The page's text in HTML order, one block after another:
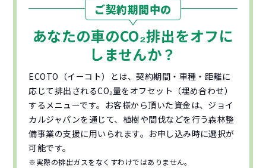
ご契約期間中の
あなたの車のCO₂排出をオフに
しませんか？
ECOTO（イーコト）とは、契約期間・車種・距離に
応じて排出されるCO₂量をオフセット（埋め合わせ）
するメニューです。お客様から頂いた資金は、ジョイ
カルジャパンを通じて、植樹や間伐などを行う森林整
備事業の支援に用いられます。お申し込み時に選択が
可能です。
※実際の排出ガスをなくすわけではありません。